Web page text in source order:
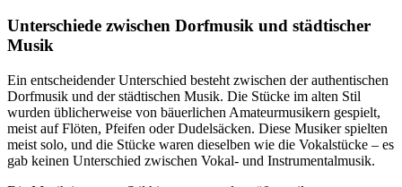
Unterschiede zwischen Dorfmusik und städtischer
Musik
Ein entscheidender Unterschied besteht zwischen der authentischen
Dorfmusik und der städtischen Musik. Die Stücke im alten Stil
wurden üblicherweise von bäuerlichen Amateurmusikern gespielt,
meist auf Flöten, Pfeifen oder Dudelsäcken. Diese Musiker spielten
meist solo, und die Stücke waren dieselben wie die Vokalstücke – es
gab keinen Unterschied zwischen Vokal- und Instrumentalmusik.